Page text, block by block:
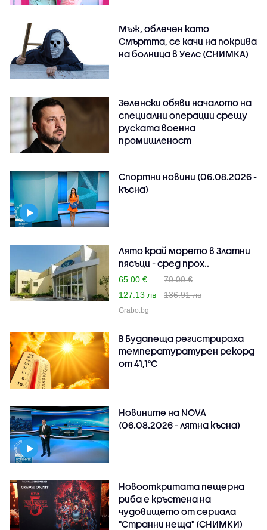
Мъж, облечен като
Смъртта, се качи на покрива
на болница в Уелс (СНИМКА)
Зеленски обяви началото на
специални операции срещу
руската военна
промишленост
Спортни новини (06.08.2026 -
късна)
Лято край морето в Златни
пясъци - сред прох..
65.00 €
70.00 €
127.13 лв
136.91 лв
Grabo.bg
В Будапеща регистрираха
температуратурен рекорд
от 41,1°C
Новините на NOVA
(06.08.2026 - лятна късна)
Новооткритата пещерна
риба е кръстена на
чудовището от сериала
"Странни неща" (СНИМКИ)